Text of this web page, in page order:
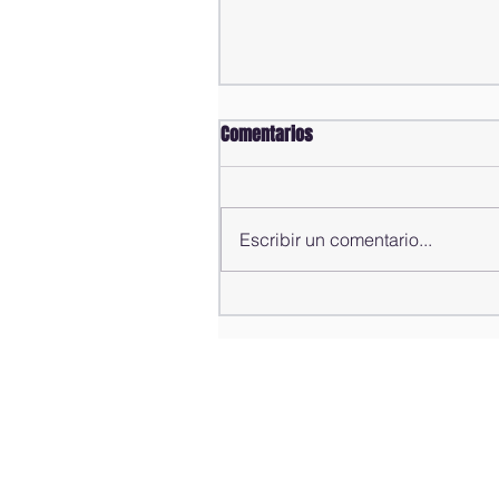
Comentarios
Escribir un comentario...